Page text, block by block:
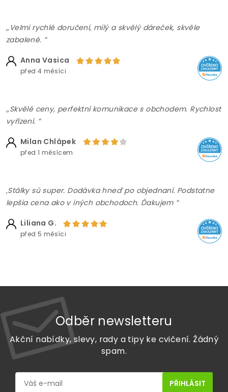
,,Velmi rychlé doručení, milý a skvělý dáreček, skvěle
zabalené. ”
Anna Vasica
před 4 měsíci
,,Skvělé ceny, perfektní komunikace s obchodem. Rychlost
vyřízení. ”
Milan Chlápek
před 1 měsícem
,Stálky sú super. Dodávka hneď po objednaní. Podstatne
lepšia cena ako v iných obchodoch. Ďakujem ”
Liliana G.
před 5 měsíci
Odběr newsletteru
Akční nabídky, slevy, rady a tipy ke cvičení. Žádný
spam.